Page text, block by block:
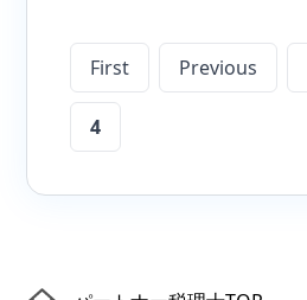
First Previous
4